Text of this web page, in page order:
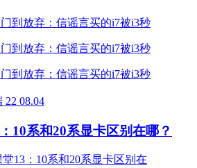
22 08.04
10系和20系显卡区别在哪？